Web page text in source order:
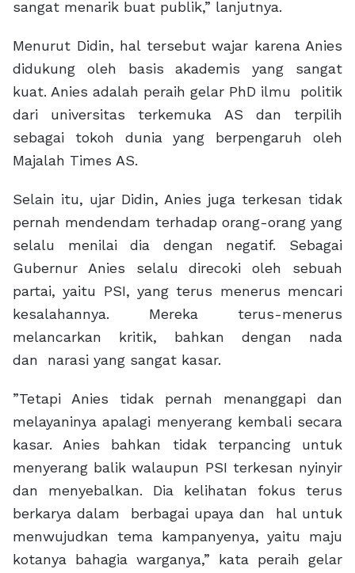
sangat menarik buat publik,” lanjutnya.
Menurut Didin, hal tersebut wajar karena Anies
didukung oleh basis akademis yang sangat
kuat. Anies adalah peraih gelar PhD ilmu politik
dari universitas terkemuka AS dan terpilih
sebagai tokoh dunia yang berpengaruh oleh
Majalah Times AS.
Selain itu, ujar Didin, Anies juga terkesan tidak
pernah mendendam terhadap orang-orang yang
selalu menilai dia dengan negatif. Sebagai
Gubernur Anies selalu direcoki oleh sebuah
partai, yaitu PSI, yang terus menerus mencari
kesalahannya. Mereka terus-menerus
melancarkan kritik, bahkan dengan nada
dan narasi yang sangat kasar.
”Tetapi Anies tidak pernah menanggapi dan
melayaninya apalagi menyerang kembali secara
kasar. Anies bahkan tidak terpancing untuk
menyerang balik walaupun PSI terkesan nyinyir
dan menyebalkan. Dia kelihatan fokus terus
berkarya dalam berbagai upaya dan hal untuk
menwujudkan tema kampanyenya, yaitu maju
kotanya bahagia warganya,” kata peraih gelar